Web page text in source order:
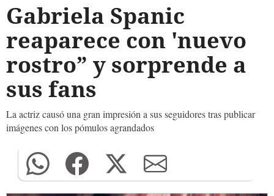
Gabriela Spanic
reaparece con 'nuevo
rostro” y sorprende a
sus fans
La actriz causó una gran impresión a sus seguidores tras publicar
imágenes con los pómulos agrandados